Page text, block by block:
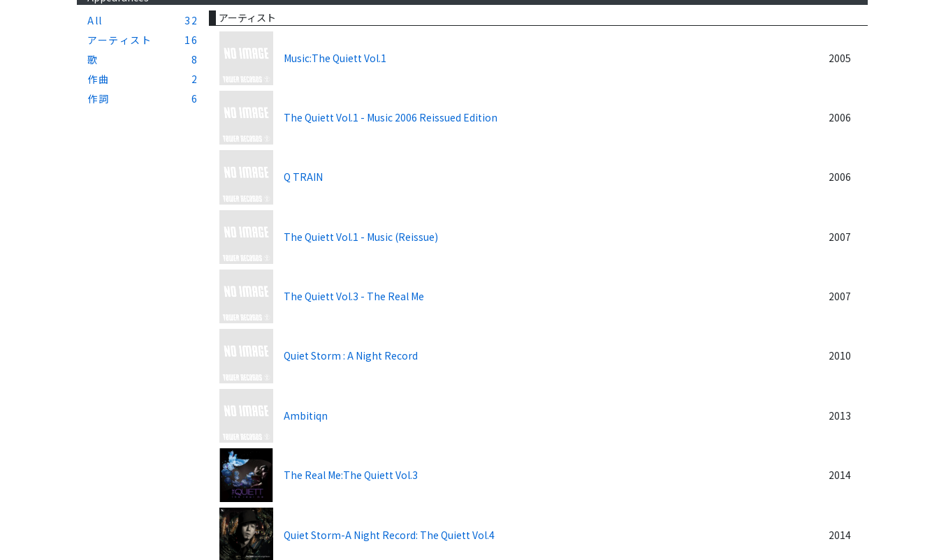
All
32
アーティスト
16
歌
8
作曲
2
作詞
6
アーティスト
Music:The Quiett Vol.1 2005
The Quiett Vol.1 - Music 2006 Reissued Edition 2006
Q TRAIN 2006
The Quiett Vol.1 - Music (Reissue) 2007
The Quiett Vol.3 - The Real Me 2007
Quiet Storm : A Night Record 2010
Ambitiqn 2013
The Real Me:The Quiett Vol.3 2014
Quiet Storm-A Night Record: The Quiett Vol.4 2014